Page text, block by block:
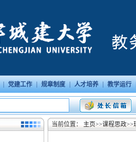
| 党建工作 | 规章制度 | 人才培养 | 教学运行
当前位置： 主页>>课程思政>>